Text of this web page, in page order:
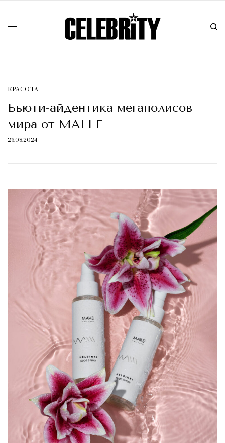
КРАСОТA
Бьюти-айдентика мегаполисов
мира от MALLE
23.08.2024